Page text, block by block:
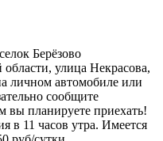
Берёзово
улица Некрасова,
личном автомобиле или
сообщите
вы планируете приехать!
в 11 часов утра. Имеется